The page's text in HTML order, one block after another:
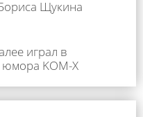
Щукина
играл в
KOM-X